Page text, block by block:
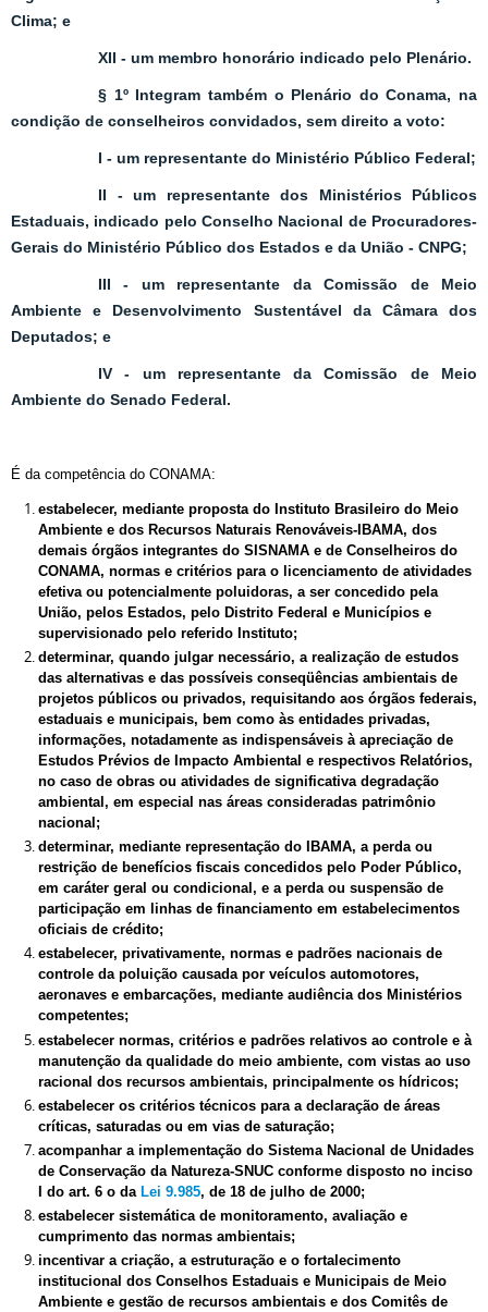
Clima; e
XII - um membro honorário indicado pelo Plenário.
§ 1º Integram também o Plenário do Conama, na
condição de conselheiros convidados, sem direito a voto:
I - um representante do Ministério Público Federal;
II - um representante dos Ministérios Públicos
Estaduais, indicado pelo Conselho Nacional de Procuradores-
Gerais do Ministério Público dos Estados e da União - CNPG;
III - um representante da Comissão de Meio
Ambiente e Desenvolvimento Sustentável da Câmara dos
Deputados; e
IV - um representante da Comissão de Meio
Ambiente do Senado Federal.
É da competência do CONAMA:
estabelecer, mediante proposta do Instituto Brasileiro do Meio
Ambiente e dos Recursos Naturais Renováveis-IBAMA, dos
demais órgãos integrantes do SISNAMA e de Conselheiros do
CONAMA, normas e critérios para o licenciamento de atividades
efetiva ou potencialmente poluidoras, a ser concedido pela
União, pelos Estados, pelo Distrito Federal e Municípios e
supervisionado pelo referido Instituto;
determinar, quando julgar necessário, a realização de estudos
das alternativas e das possíveis conseqüências ambientais de
projetos públicos ou privados, requisitando aos órgãos federais,
estaduais e municipais, bem como às entidades privadas,
informações, notadamente as indispensáveis à apreciação de
Estudos Prévios de Impacto Ambiental e respectivos Relatórios,
no caso de obras ou atividades de significativa degradação
ambiental, em especial nas áreas consideradas patrimônio
nacional;
determinar, mediante representação do IBAMA, a perda ou
restrição de benefícios fiscais concedidos pelo Poder Público,
em caráter geral ou condicional, e a perda ou suspensão de
participação em linhas de financiamento em estabelecimentos
oficiais de crédito;
estabelecer, privativamente, normas e padrões nacionais de
controle da poluição causada por veículos automotores,
aeronaves e embarcações, mediante audiência dos Ministérios
competentes;
estabelecer normas, critérios e padrões relativos ao controle e à
manutenção da qualidade do meio ambiente, com vistas ao uso
racional dos recursos ambientais, principalmente os hídricos;
estabelecer os critérios técnicos para a declaração de áreas
críticas, saturadas ou em vias de saturação;
acompanhar a implementação do Sistema Nacional de Unidades
de Conservação da Natureza-SNUC conforme disposto no inciso
I do art. 6 o da Lei 9.985, de 18 de julho de 2000;
estabelecer sistemática de monitoramento, avaliação e
cumprimento das normas ambientais;
incentivar a criação, a estruturação e o fortalecimento
institucional dos Conselhos Estaduais e Municipais de Meio
Ambiente e gestão de recursos ambientais e dos Comitês de